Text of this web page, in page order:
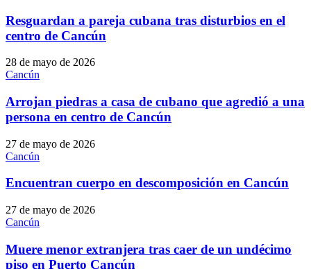
Resguardan a pareja cubana tras disturbios en el
centro de Cancún
28 de mayo de 2026
Cancún
Arrojan piedras a casa de cubano que agredió a una
persona en centro de Cancún
27 de mayo de 2026
Cancún
Encuentran cuerpo en descomposición en Cancún
27 de mayo de 2026
Cancún
Muere menor extranjera tras caer de un undécimo
piso en Puerto Cancún